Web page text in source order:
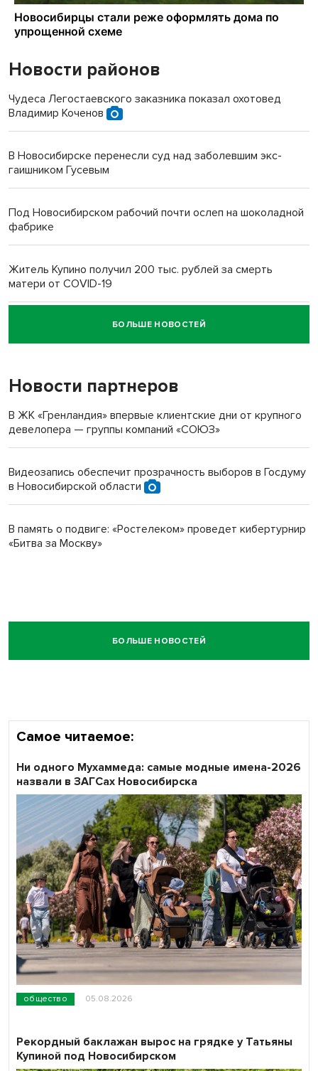
Новости районов
Чудеса Легостаевского заказника показал охотовед
Владимир Коченов
В Новосибирске перенесли суд над заболевшим экс-
гаишником Гусевым
Под Новосибирском рабочий почти ослеп на шоколадной
фабрике
Житель Купино получил 200 тыс. рублей за смерть
матери от COVID-19
Новосибирский суд наказал водителя за смерть
пенсионерки на вокзале
БОЛЬШЕ НОВОСТЕЙ
Новости партнеров
В ЖК «Гренландия» впервые клиентские дни от крупного
девелопера — группы компаний «СОЮЗ»
Видеозапись обеспечит прозрачность выборов в Госдуму
в Новосибирской области
В память о подвиге: «Ростелеком» проведет кибертурнир
«Битва за Москву»
БОЛЬШЕ НОВОСТЕЙ
Самое читаемое:
общество 05.08.2026
Ни одного Мухаммеда: самые модные имена-2026
назвали в ЗАГСах Новосибирска
Рекордный баклажан вырос на грядке у Татьяны
Купиной под Новосибирском